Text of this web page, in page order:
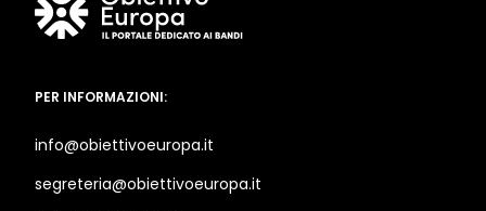
PER INFORMAZIONI:
info@obiettivoeuropa.it
segreteria@obiettivoeuropa.it